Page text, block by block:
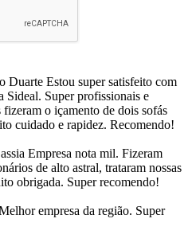
Duarte Estou super satisfeito com
Sideal. Super profissionais e
o içamento de dois sofás
cuidado e rapidez. Recomendo!
Empresa nota mil. Fizeram
de alto astral, trataram nossas
obrigada. Super recomendo!
empresa da região. Super